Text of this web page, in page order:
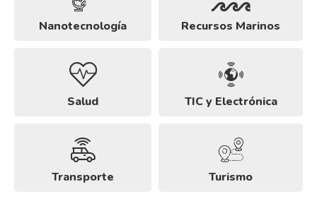
Nanotecnología Recursos Marinos
Salud TIC y Electrónica
Transporte Turismo